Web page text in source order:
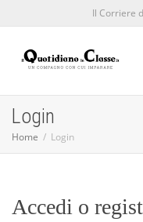
Il Corriere
Login
Home Login
Accedi o